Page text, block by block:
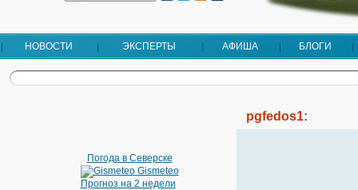
НОВОСТИ ЭКСПЕРТЫ АФИША БЛОГИ
Погода в Северске
Gismeteo
Прогноз на 2 недели
pgfedos1: